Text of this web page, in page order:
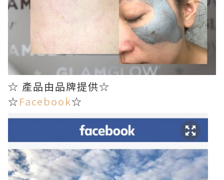
☆ 產品由品牌提供☆
☆Facebook☆